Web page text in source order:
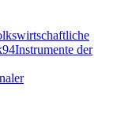
94Instrumente der